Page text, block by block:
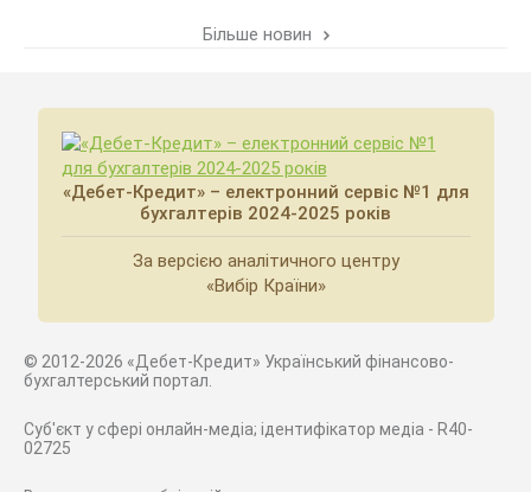
Більше новин
«Дебет-Кредит» – електронний сервіс №1 для
бухгалтерів 2024-2025 років
За версією аналітичного центру
«Вибір Країни»
© 2012-2026 «Дебет-Кредит» Український фінансово-
бухгалтерський портал.
Суб'єкт у сфері онлайн-медіа; ідентифікатор медіа - R40-
02725